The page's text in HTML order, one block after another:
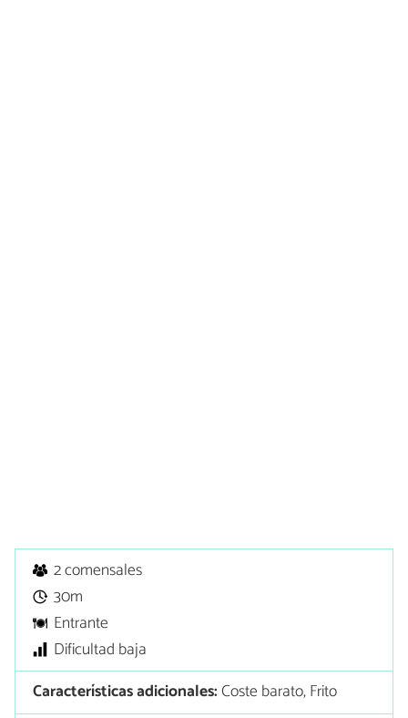
2 comensales
30m
Entrante
Dificultad baja
Características adicionales:Coste barato, Frito